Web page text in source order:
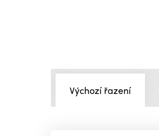
Výchozí řazení